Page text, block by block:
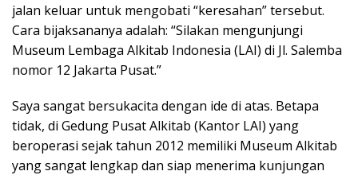
jalan keluar untuk mengobati “keresahan” tersebut.
Cara bijaksananya adalah: “Silakan mengunjungi
Museum Lembaga Alkitab Indonesia (LAI) di Jl. Salemba
nomor 12 Jakarta Pusat.”
Saya sangat bersukacita dengan ide di atas. Betapa
tidak, di Gedung Pusat Alkitab (Kantor LAI) yang
beroperasi sejak tahun 2012 memiliki Museum Alkitab
yang sangat lengkap dan siap menerima kunjungan